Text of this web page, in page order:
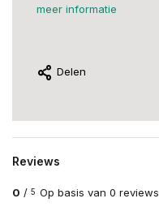
meer informatie
Delen
Reviews
0 / 5 Op basis van 0 reviews